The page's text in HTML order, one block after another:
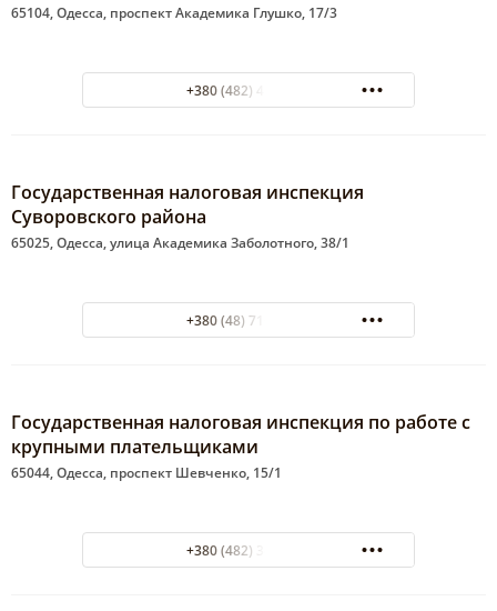
65104, Одесса, проспект Академика Глушко, 17/3
+380 (482) 45-27-57
Государственная налоговая инспекция
Суворовского района
65025, Одесса, улица Академика Заболотного, 38/1
+380 (48) 716-00-38
Государственная налоговая инспекция по работе с
крупными плательщиками
65044, Одесса, проспект Шевченко, 15/1
+380 (482) 34-48-86